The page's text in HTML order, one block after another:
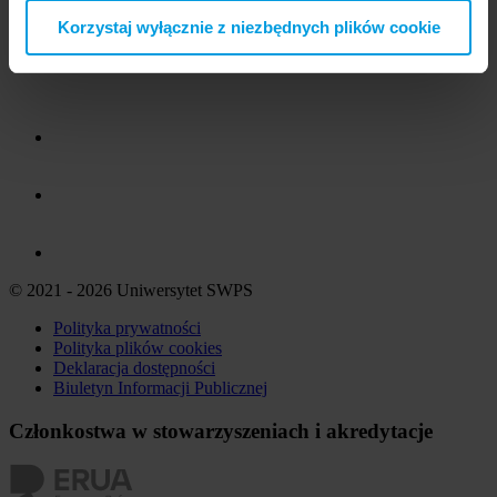
Korzystaj wyłącznie z niezbędnych plików cookie
© 2021 - 2026 Uniwersytet SWPS
Polityka prywatności
Polityka plików cookies
Deklaracja dostępności
Biuletyn Informacji Publicznej
Członkostwa w stowarzyszeniach i akredytacje